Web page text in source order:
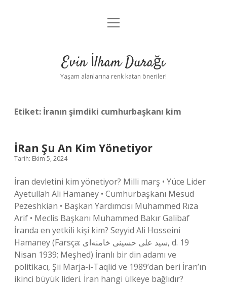
Anasayfa
Yasal Uyarı
menüyü
Evin İlham Durağı
Yaşam alanlarına renk katan öneriler!
Etiket: İranın şimdiki cumhurbaşkanı kim
İRan Şu An Kim Yönetiyor
Tarih: Ekim 5, 2024
İran devletini kim yönetiyor? Milli marş • Yüce Lider
Ayetullah Ali Hamaney • Cumhurbaşkanı Mesud
Pezeshkian • Başkan Yardımcısı Muhammed Rıza
Arif • Meclis Başkanı Muhammed Bakır Galibaf
İranda en yetkili kişi kim? Seyyid Ali Hosseini
Hamaney (Farsça: سید علی حسینی خامنه‌ای‎, d. 19
Nisan 1939; Meşhed) İranlı bir din adamı ve
politikacı, Şii Marja-i-Taqlid ve 1989’dan beri İran’ın
ikinci büyük lideri. İran hangi ülkeye bağlıdır?